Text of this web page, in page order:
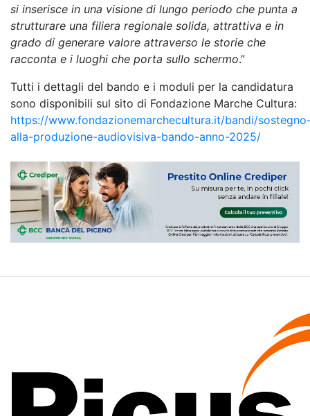
si inserisce in una visione di lungo periodo che punta a
strutturare una filiera regionale solida, attrattiva e in
grado di generare valore attraverso le storie che
racconta e i luoghi che porta sullo schermo.”
Tutti i dettagli del bando e i moduli per la candidatura
sono disponibili sul sito di Fondazione Marche Cultura:
https://www.fondazionemarchecultura.it/bandi/
alla-produzione-audiovisiva-bando-anno-2025/